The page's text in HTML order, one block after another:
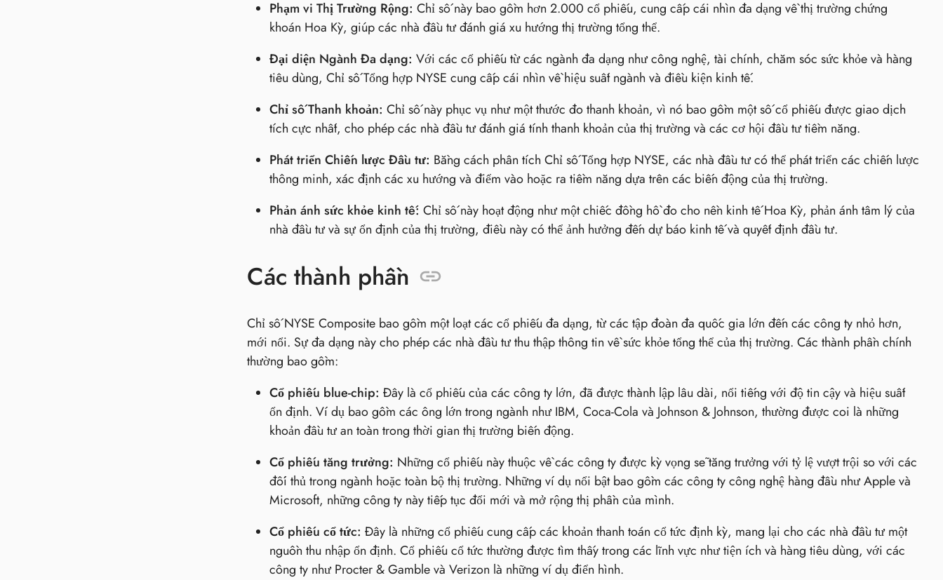
Phạm vi Thị Trường Rộng: Chỉ số này bao gồm hơn 2.000 cổ phiếu, cung cấp cái nhìn đa dạng về thị trường chứng
khoán Hoa Kỳ, giúp các nhà đầu tư đánh giá xu hướng thị trường tổng thể.
Đại diện Ngành Đa dạng: Với các cổ phiếu từ các ngành đa dạng như công nghệ, tài chính, chăm sóc sức khỏe và hàng
tiêu dùng, Chỉ số Tổng hợp NYSE cung cấp cái nhìn về hiệu suất ngành và điều kiện kinh tế.
Chỉ số Thanh khoản: Chỉ số này phục vụ như một thước đo thanh khoản, vì nó bao gồm một số cổ phiếu được giao dịch
tích cực nhất, cho phép các nhà đầu tư đánh giá tính thanh khoản của thị trường và các cơ hội đầu tư tiềm năng.
Phát triển Chiến lược Đầu tư: Bằng cách phân tích Chỉ số Tổng hợp NYSE, các nhà đầu tư có thể phát triển các chiến lược
thông minh, xác định các xu hướng và điểm vào hoặc ra tiềm năng dựa trên các biến động của thị trường.
Phản ánh sức khỏe kinh tế: Chỉ số này hoạt động như một chiếc đồng hồ đo cho nền kinh tế Hoa Kỳ, phản ánh tâm lý của
nhà đầu tư và sự ổn định của thị trường, điều này có thể ảnh hưởng đến dự báo kinh tế và quyết định đầu tư.
Các thành phần
Chỉ số NYSE Composite bao gồm một loạt các cổ phiếu đa dạng, từ các tập đoàn đa quốc gia lớn đến các công ty nhỏ hơn,
mới nổi. Sự đa dạng này cho phép các nhà đầu tư thu thập thông tin về sức khỏe tổng thể của thị trường. Các thành phần chính
thường bao gồm:
Cổ phiếu blue-chip: Đây là cổ phiếu của các công ty lớn, đã được thành lập lâu dài, nổi tiếng với độ tin cậy và hiệu suất
ổn định. Ví dụ bao gồm các ông lớn trong ngành như IBM, Coca-Cola và Johnson & Johnson, thường được coi là những
khoản đầu tư an toàn trong thời gian thị trường biến động.
Cổ phiếu tăng trưởng: Những cổ phiếu này thuộc về các công ty được kỳ vọng sẽ tăng trưởng với tỷ lệ vượt trội so với các
đối thủ trong ngành hoặc toàn bộ thị trường. Những ví dụ nổi bật bao gồm các công ty công nghệ hàng đầu như Apple và
Microsoft, những công ty này tiếp tục đổi mới và mở rộng thị phần của mình.
Cổ phiếu cổ tức: Đây là những cổ phiếu cung cấp các khoản thanh toán cổ tức định kỳ, mang lại cho các nhà đầu tư một
nguồn thu nhập ổn định. Cổ phiếu cổ tức thường được tìm thấy trong các lĩnh vực như tiện ích và hàng tiêu dùng, với các
công ty như Procter & Gamble và Verizon là những ví dụ điển hình.